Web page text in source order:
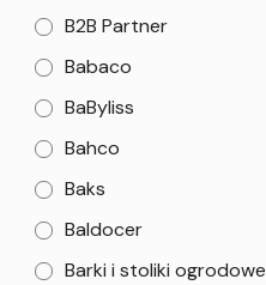
B2B Partner
Babaco
BaByliss
Bahco
Baks
Baldocer
Barki i stoliki ogrodowe